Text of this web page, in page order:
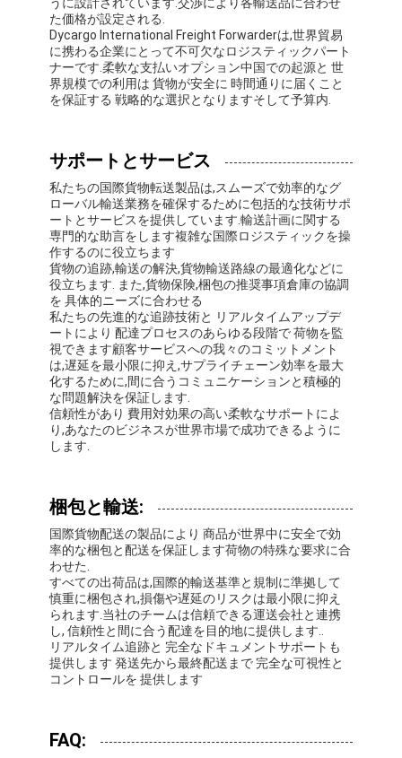
た価格が設定される.
Dycargo International Freight Forwarderは,世界貿易
に携わる企業にとって不可欠なロジスティックパート
ナーです.柔軟な支払いオプション中国での起源と 世
界規模での利用は 貨物が安全に 時間通りに届くこと
を保証する 戦略的な選択となりますそして予算内.
サポートとサービス
私たちの国際貨物転送製品は,スムーズで効率的なグ
ローバル輸送業務を確保するために包括的な技術サポ
ートとサービスを提供しています.輸送計画に関する
専門的な助言をします複雑な国際ロジスティックを操
作するのに役立ちます
貨物の追跡,輸送の解決,貨物輸送路線の最適化などに
役立ちます. また,貨物保険,梱包の推奨事項倉庫の協調
を 具体的ニーズに合わせる
私たちの先進的な追跡技術と リアルタイムアップデ
ートにより 配達プロセスのあらゆる段階で 荷物を監
視できます顧客サービスへの我々のコミットメント
は,遅延を最小限に抑え,サプライチェーン効率を最大
化するために,間に合うコミュニケーションと積極的
な問題解決を保証します.
信頼性があり 費用対効果の高い柔軟なサポートによ
り,あなたのビジネスが世界市場で成功できるように
します.
梱包と輸送:
国際貨物配送の製品により 商品が世界中に安全で効
率的な梱包と配送を保証します荷物の特殊な要求に合
わせた.
すべての出荷品は,国際的輸送基準と規制に準拠して
慎重に梱包され,損傷や遅延のリスクは最小限に抑え
られます.当社のチームは信頼できる運送会社と連携
し, 信頼性と間に合う配達を目的地に提供します..
リアルタイム追跡と 完全なドキュメントサポートも
提供します 発送先から最終配送まで 完全な可視性と
コントロールを 提供します
FAQ: